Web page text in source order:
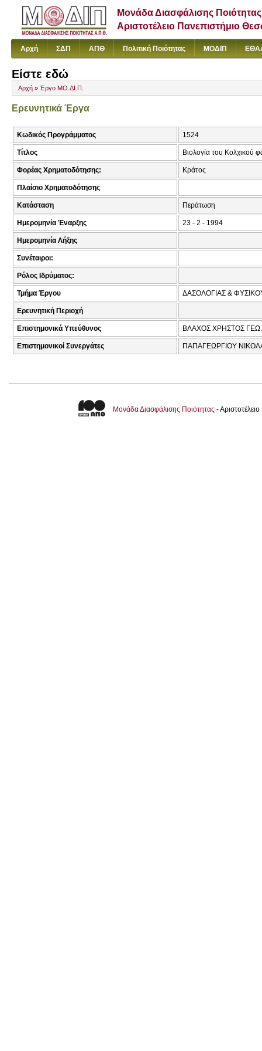
Μονάδα Διασφάλισης Ποιότητας
Αριστοτέλειο Πανεπιστήμιο
Αρχή ΣΔΠ ΑΠΘ Πολιτική Ποιότητας ΜΟΔΙΠ
Είστε εδώ
Αρχή » Έργο ΜΟ.ΔΙ.Π.
Ερευνητικά Έργα
Κωδικός Προγράμματος 1524
Τίτλος Βιολογία του
Φορέας Χρηματοδότησης: Κράτος
Πλαίσιο Χρηματοδότησης
Κατάσταση Περάτωση
Ημερομηνία Έναρξης 23 - 2 - 1994
Ημερομηνία Λήξης
Συνέταιροι:
Ρόλος Ιδρύματος:
Τμήμα Έργου ΔΑΣΟΛΟΓΙΑΣ &
Ερευνητική Περιοχή
Επιστημονικά Υπεύθυνος ΒΛΑΧΟΣ ΧΡΗΣΤΟΣ ΓΕΩ.
Επιστημονικοί Συνεργάτες ΠΑΠΑΓΕΩΡΓΙΟΥ
Μονάδα Διασφάλισης Ποιότητας -